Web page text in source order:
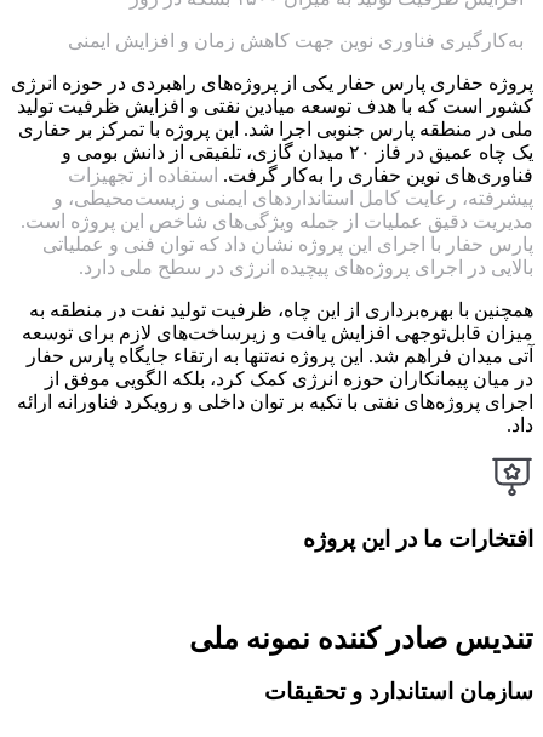
به‌کارگیری فناوری نوین جهت کاهش زمان و افزایش ایمنی
پروژه حفاری پارس حفار یکی از پروژه‌های راهبردی در حوزه انرژی
کشور است که با هدف توسعه میادین نفتی و افزایش ظرفیت تولید
ملی در منطقه پارس جنوبی اجرا شد. این پروژه با تمرکز بر حفاری
یک چاه عمیق در فاز ۲۰ میدان گازی، تلفیقی از دانش بومی و
فناوری‌های نوین حفاری را به‌کار گرفت. استفاده از تجهیزات
پیشرفته، رعایت کامل استانداردهای ایمنی و زیست‌محیطی، و
مدیریت دقیق عملیات از جمله ویژگی‌های شاخص این پروژه است.
پارس حفار با اجرای این پروژه نشان داد که توان فنی و عملیاتی
بالایی در اجرای پروژه‌های پیچیده انرژی در سطح ملی دارد.
همچنین با بهره‌برداری از این چاه، ظرفیت تولید نفت در منطقه به
میزان قابل‌توجهی افزایش یافت و زیرساخت‌های لازم برای توسعه
آتی میدان فراهم شد. این پروژه نه‌تنها به ارتقاء جایگاه پارس حفار
در میان پیمانکاران حوزه انرژی کمک کرد، بلکه الگویی موفق از
اجرای پروژه‌های نفتی با تکیه بر توان داخلی و رویکرد فناورانه ارائه
داد.
افتخارات ما در این پروژه
تندیس صادر کننده نمونه ملی
سازمان استاندارد و تحقیقات